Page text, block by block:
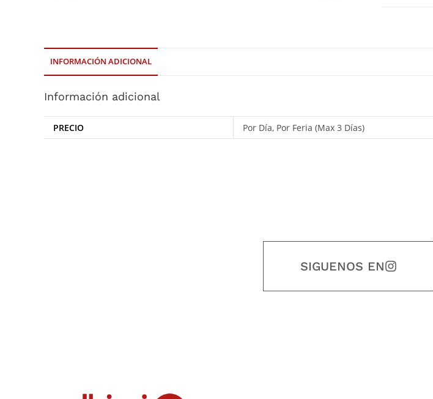
INFORMACIÓN ADICIONAL
Información adicional
PRECIO Por Día, Por Feria (Max 3 Días)
SIGUENOS EN